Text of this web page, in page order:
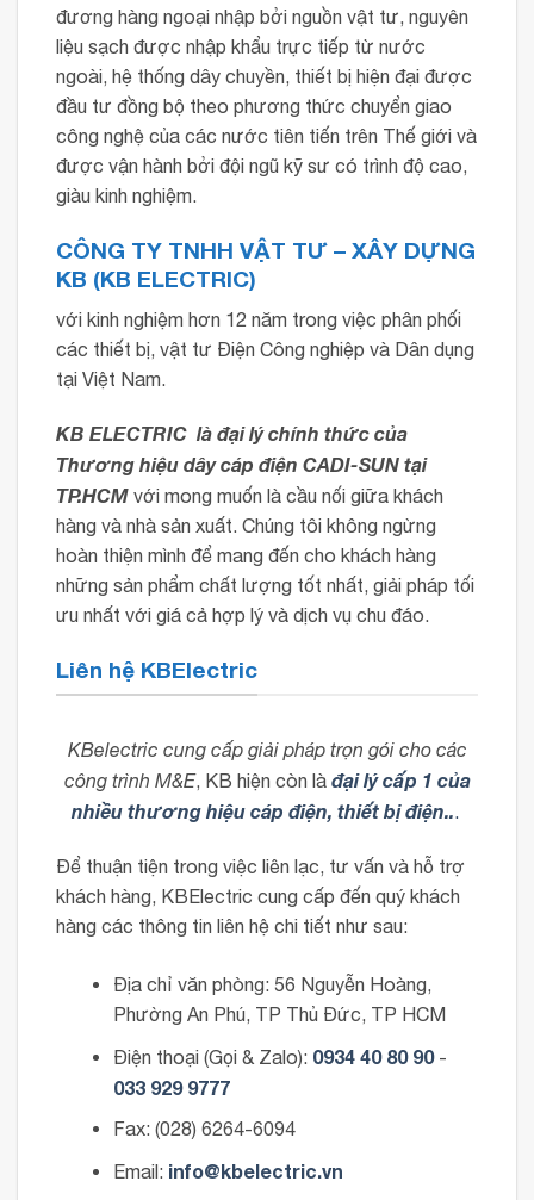
đương hàng ngoại nhập bởi nguồn vật tư, nguyên
liệu sạch được nhập khẩu trực tiếp từ nước
ngoài, hệ thống dây chuyền, thiết bị hiện đại được
đầu tư đồng bộ theo phương thức chuyển giao
công nghệ của các nước tiên tiến trên Thế giới và
được vận hành bởi đội ngũ kỹ sư có trình độ cao,
giàu kinh nghiệm.
CÔNG TY TNHH VẬT TƯ – XÂY DỰNG
KB (KB ELECTRIC)
với kinh nghiệm hơn 12 năm trong việc phân phối
các thiết bị, vật tư Điện Công nghiệp và Dân dụng
tại Việt Nam.
KB ELECTRIC là đại lý chính thức của
Thương hiệu dây cáp điện CADI-SUN tại
TP.HCM với mong muốn là cầu nối giữa khách
hàng và nhà sản xuất. Chúng tôi không ngừng
hoàn thiện mình để mang đến cho khách hàng
những sản phẩm chất lượng tốt nhất, giải pháp tối
ưu nhất với giá cả hợp lý và dịch vụ chu đáo.
Liên hệ KBElectric
KBelectric cung cấp giải pháp trọn gói cho các
công trình M&E, KB hiện còn làđại lý cấp 1 của
nhiều thương hiệu cáp điện, thiết bị điện...
Để thuận tiện trong việc liên lạc, tư vấn và hỗ trợ
khách hàng, KBElectric cung cấp đến quý khách
hàng các thông tin liên hệ chi tiết như sau:
Địa chỉ văn phòng: 56 Nguyễn Hoàng,
Phường An Phú, TP Thủ Đức, TP HCM
Điện thoại (Gọi & Zalo): 0934 40 80 90 -
033 929 9777
Fax: (028) 6264-6094
Email: info@kbelectric.vn